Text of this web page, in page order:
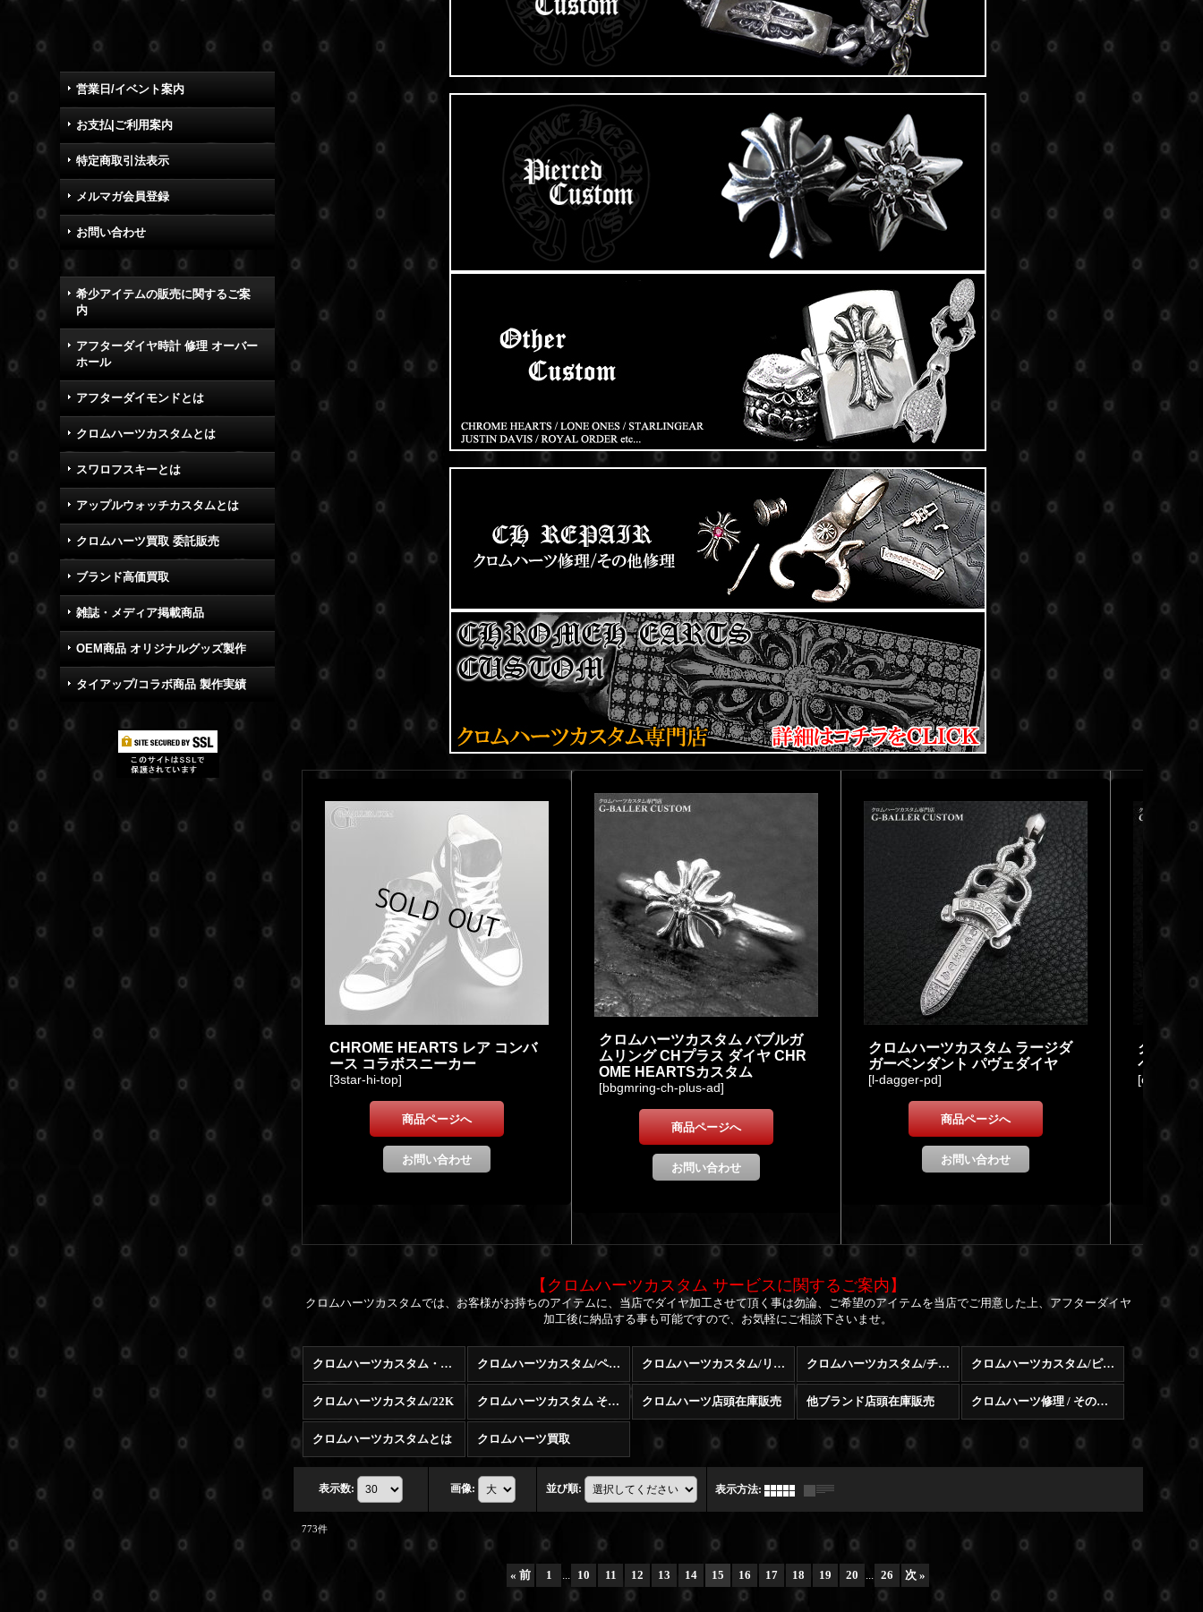
営業日/イベント案内
お支払|ご利用案内
特定商取引法表示
メルマガ会員登録
お問い合わせ
希少アイテムの販売に関するご案
内
アフターダイヤ時計 修理 オーバー
ホール
アフターダイモンドとは
クロムハーツカスタムとは
スワロフスキーとは
アップルウォッチカスタムとは
クロムハーツ買取 委託販売
ブランド高価買取
雑誌・メディア掲載商品
OEM商品 オリジナルグッズ製作
タイアップ/コラボ商品 製作実績
【クロムハーツカスタム サービスに関するご案内】
クロムハーツカスタムでは、お客様がお持ちのアイテムに、当店でダイヤ加工させて頂く事は勿論、ご希望のアイテムを当店でご用意した上、アフターダイヤ
加工後に納品する事も可能ですので、お気軽にご相談下さいませ。
クロムハーツカスタム・修理・販売・買取 (全商品) クロムハーツカスタム/ペンダント クロムハーツカスタム/リング クロムハーツカスタム/チェーン クロムハーツカスタム/ピアス
クロムハーツカスタム/22K クロムハーツカスタム その他 クロムハーツ店頭在庫販売 他ブランド店頭在庫販売 クロムハーツ修理 / その他修理
クロムハーツカスタムとは クロムハーツ買取
表示数: 画像: 並び順: 表示方法:
773件
« 前 1 ... 10 11 12 13 14 15 16 17 18 19 20 ... 26 次 »